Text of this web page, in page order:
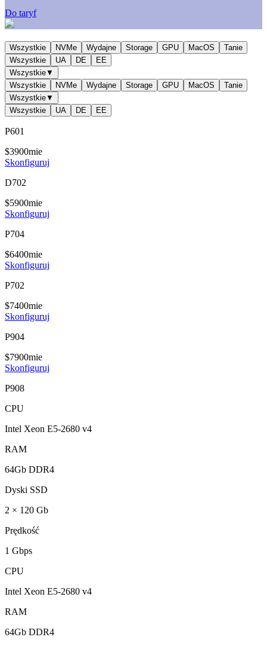
Do taryf
Wszystkie NVMe Wydajne Storage GPU MacOS
Tanie
Wszystkie
UA DE
EE
Wszystkie▼
Wszystkie
NVMe Wydajne Storage GPU MacOS
Tanie
Wszystkie▼
Wszystkie
UA DE EE
P601
$3900mie
Skonfiguruj
D702
$5900mie
Skonfiguruj
P704
$6400mie
Skonfiguruj
P702
$7400mie
Skonfiguruj
P904
$7900mie
Skonfiguruj
P908
CPU
Intel Xeon E5-2680 v4
RAM
64Gb DDR4
Dyski SSD
2 × 120 Gb
Prędkość
1 Gbps
CPU
Intel Xeon E5-2680 v4
RAM
64Gb DDR4